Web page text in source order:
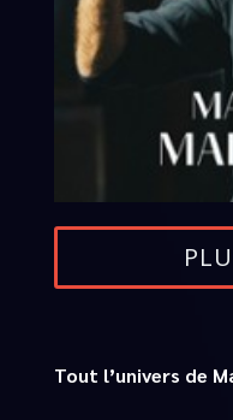
Tout l’univers de